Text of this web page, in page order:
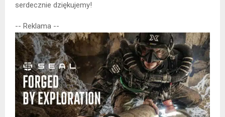
serdecznie dziękujemy!
-- Reklama --